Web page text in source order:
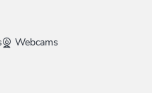
Webcams